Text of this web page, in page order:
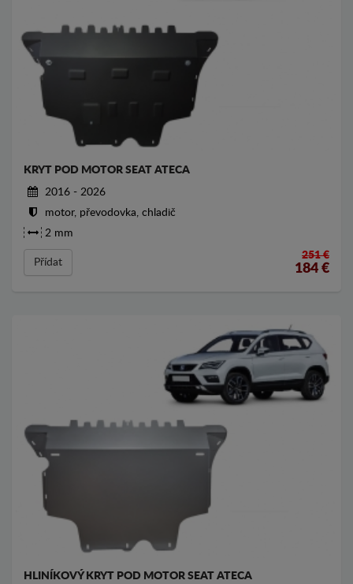
KRYT POD MOTOR SEAT ATECA
2016 - 2026
motor, převodovka, chladič
2 mm
Přídat
251 €
184 €
HLINÍKOVÝ KRYT POD MOTOR SEAT ATECA